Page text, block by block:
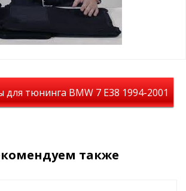
ковры ЛЮКС в салон
BMW 7 Ser E-38 1994-
2001
сочетание с вашим авто
лекала от завода
стильный вид , идеальное
для тюнинга BMW 7 E38 1994-2001
также